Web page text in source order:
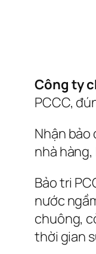
Công ty
PCCC,
Nhận bảo
nhà
Bảo tri
nước
chuông,
thời gian